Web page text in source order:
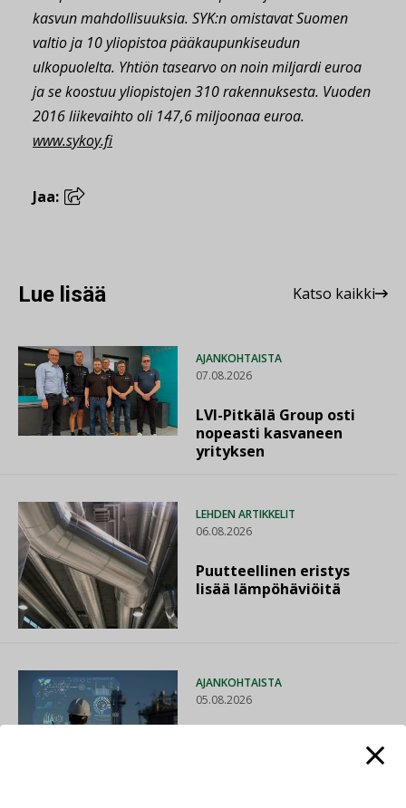
kasvun mahdollisuuksia. SYK:n omistavat Suomen
valtio ja 10 yliopistoa pääkaupunkiseudun
ulkopuolelta. Yhtiön tasearvo on noin miljardi euroa
ja se koostuu yliopistojen 310 rakennuksesta. Vuoden
2016 liikevaihto oli 147,6 miljoonaa euroa.
www.sykoy.fi
Jaa:
Lue lisää Katso kaikki
AJANKOHTAISTA
07.08.2026
LVI-Pitkälä Group osti
nopeasti kasvaneen
yrityksen
LEHDEN ARTIKKELIT
06.08.2026
Puutteellinen eristys
lisää lämpöhäviöitä
AJANKOHTAISTA
05.08.2026
voimakkaasti: ”Tulevat